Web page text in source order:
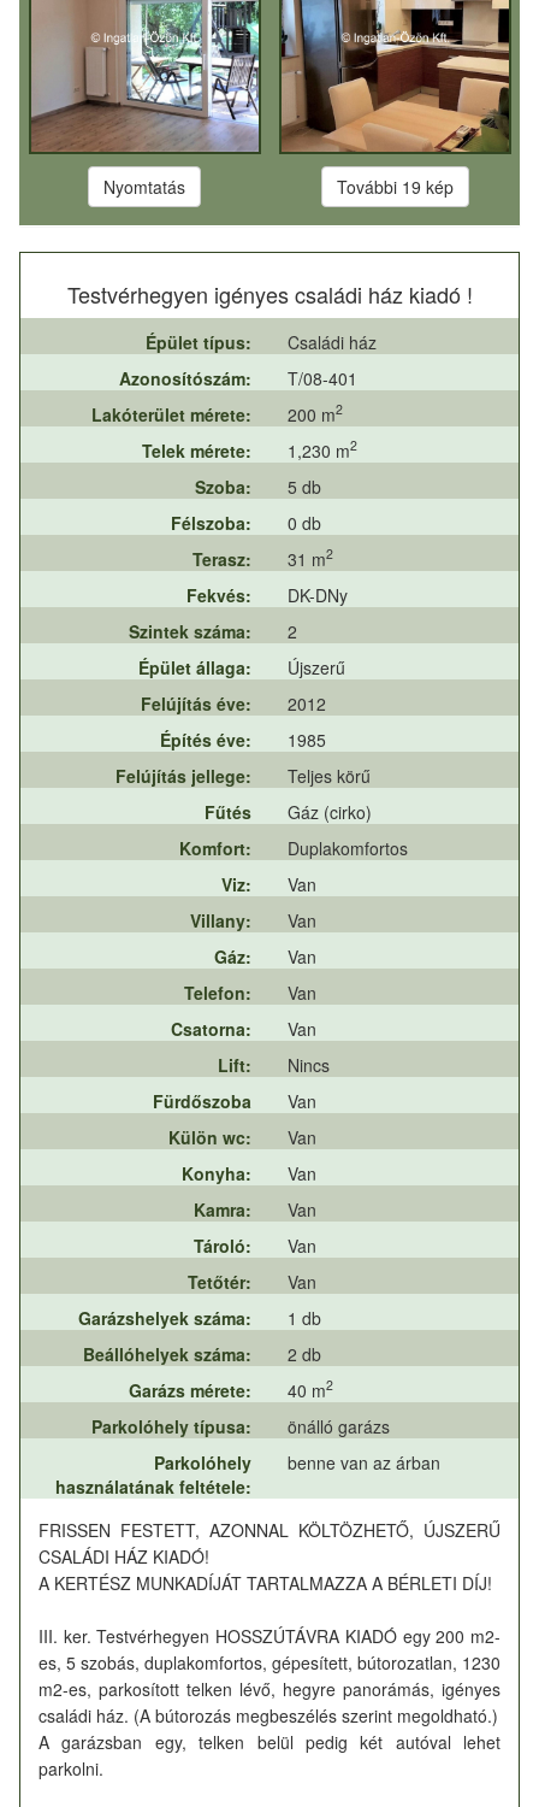
Nyomtatás További 19 kép
Testvérhegyen igényes családi ház kiadó !
Épület típus:
Családi ház
Azonosítószám:
T/08-401
Lakóterület mérete:
200 m2
Telek mérete: 1,230 m2
Szoba:
5 db
Félszoba:
0 db
Terasz:
31 m2
Fekvés:
DK-DNy
Szintek száma:
2
Épület állaga:
Újszerű
Felújítás éve:
2012
Építés éve:
1985
Felújítás jellege:
Teljes körű
Fűtés
Gáz (cirko)
Komfort:
Duplakomfortos
Viz:
Van
Villany:
Van
Gáz:
Van
Telefon:
Van
Csatorna:
Van
Lift:
Nincs
Fürdőszoba
Van
Külön wc:
Van
Konyha:
Van
Kamra:
Van
Tároló:
Van
Tetőtér:
Van
Garázshelyek száma:
1 db
Beállóhelyek száma:
2 db
Garázs mérete:
40 m2
Parkolóhely típusa:
önálló garázs
Parkolóhely
használatának feltétele:
benne van az árban
FRISSEN FESTETT, AZONNAL KÖLTÖZHETŐ, ÚJSZERŰ
CSALÁDI HÁZ KIADÓ!
A KERTÉSZ MUNKADÍJÁT TARTALMAZZA A BÉRLETI DÍJ!
III. ker. Testvérhegyen HOSSZÚTÁVRA KIADÓ egy 200 m2-
es, 5 szobás, duplakomfortos, gépesített, bútorozatlan, 1230
m2-es, parkosított telken lévő, hegyre panorámás, igényes
családi ház. (A bútorozás megbeszélés szerint megoldható.)
A garázsban egy, telken belül pedig két autóval lehet
parkolni.